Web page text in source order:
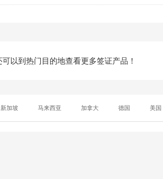
以到热门目的地查看更多签证产品！
新加坡 马来西亚 加拿大 德国 美国